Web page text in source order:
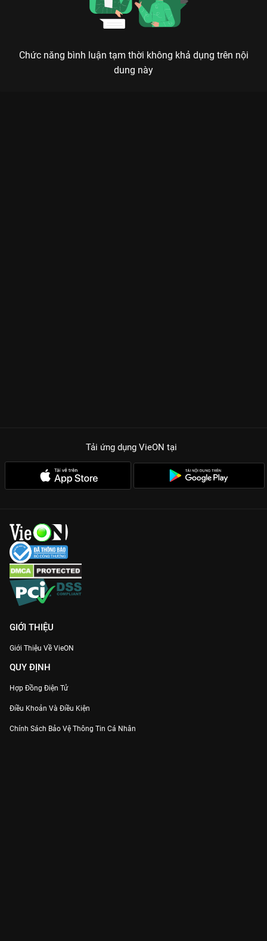
Chức năng bình luận tạm thời không khả dụng trên nội
dung này
Tải ứng dụng VieON tại
GIỚI THIỆU
Giới Thiệu Về VieON
QUY ĐỊNH
Hợp Đồng Điện Tử
Điều Khoản Và Điều Kiện
Chính Sách Bảo Vệ Thông Tin Cá Nhân